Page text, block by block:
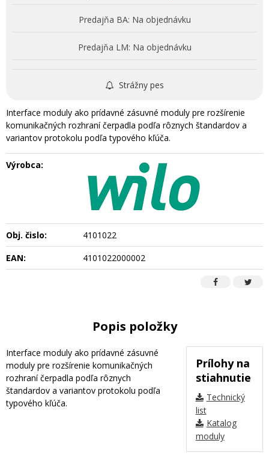
Predajňa BA: Na objednávku
Predajňa LM: Na objednávku
Strážny pes
Interface moduly ako prídavné zásuvné moduly pre rozšírenie
komunikačných rozhraní čerpadla podľa rôznych štandardov a
variantov protokolu podľa typového kľúča.
Výrobca:
Obj. čislo:
4101022
EAN:
4101022000002
Popis položky
Prílohy na
stiahnutie
Technický
list
Katalog
moduly
Interface moduly ako prídavné zásuvné
moduly pre rozšírenie komunikačných
rozhraní čerpadla podľa rôznych
štandardov a variantov protokolu podľa
typového kľúča.